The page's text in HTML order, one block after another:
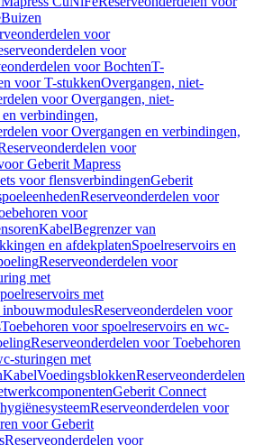
Buizen
voor
voor
voor BochtenT-
voor T-stukkenOvergangen, niet-
voor Overgangen, niet-
verbindingen,
voor Overgangen en verbindingen,
voor
Geberit Mapress
voor flensverbindingenGeberit
Reserveonderdelen voor
voor
KabelBegrenzer van
en afdekplatenSpoelreservoirs en
Reserveonderdelen voor
met
met
Reserveonderdelen voor
Toebehoren voor spoelreservoirs en wc-
Reserveonderdelen voor Toebehoren
sturingen met
KabelVoedingsblokkenReserveonderdelen
Geberit Connect
Reserveonderdelen voor
voor Geberit
Reserveonderdelen voor